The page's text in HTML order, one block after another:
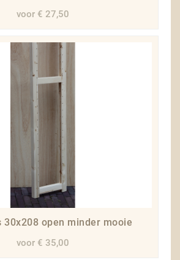
voor € 27,50
30x208 open minder mooie
voor € 35,00